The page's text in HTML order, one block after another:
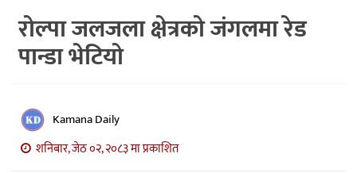
कुटनिती
कुराकानी
बाणिज्य
भिडियो
रोल्पा जलजला क्षेत्रको जंगलमा रेड
पान्डा भेटियो
Kamana Daily
शनिबार, जेठ ०२, २०८३ मा प्रकाशित